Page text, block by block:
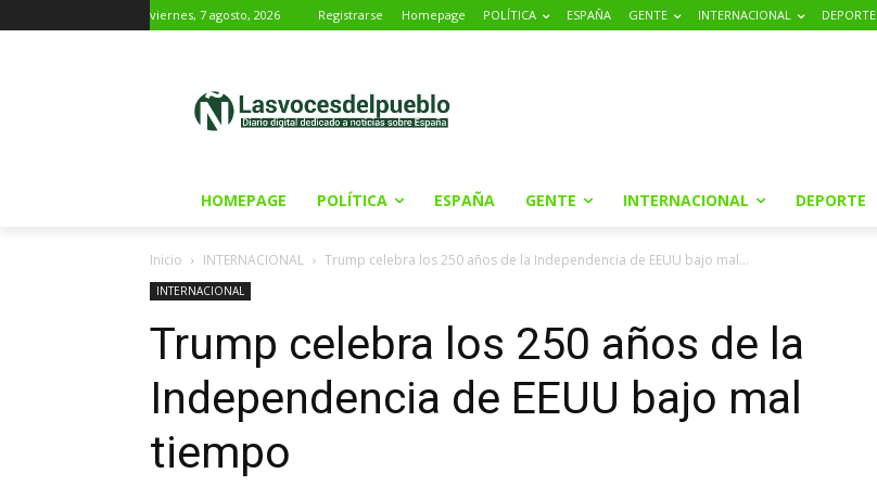
viernes, 7 agosto, 2026 Registrarse Homepage POLÍTICA ESPAÑA GENTE INTERNACIONAL DEPORTE
HOMEPAGE POLÍTICA ESPAÑA GENTE INTERNACIONAL DEPORTE
Inicio INTERNACIONAL Trump celebra los 250 años de la Independencia de EEUU bajo mal...
INTERNACIONAL
Trump celebra los 250 años de la
Independencia de EEUU bajo mal
tiempo